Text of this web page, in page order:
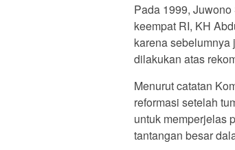
Pada 1999,
keempat RI, KH
karena
dilakukan atas
Menurut catatan
reformasi setelah
untuk memperjelas
tantangan besar